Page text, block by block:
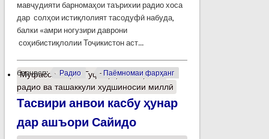
мавҷудияти барномаҳои таърихии радио хоса
дар солҳои истиқлолият тасодуфӣ набуда,
балки «амри ногузири даврони
соҳибистиқлолии Тоҷикистон аст...
барчасп: Радио Паёмномаи фарҳанг
Муфассалтаро Гуфторҳои таърихии
радио ва ташаккули худшиносии миллӣ
Тасвири анвои касбу ҳунар
дар ашъори Сайидо